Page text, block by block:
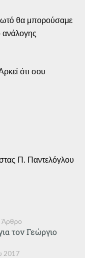
θα μπορούσαμε
ότι σου
Π. Παντελόγλου
Άρθρο
2017
τον Γεώργιο